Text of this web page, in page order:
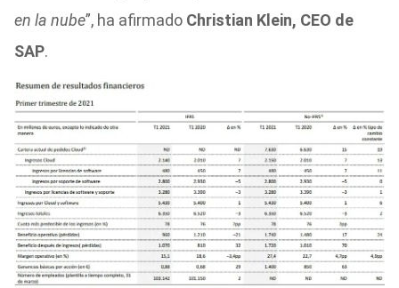
en la nube”, ha afirmado Christian Klein, CEO de
SAP.